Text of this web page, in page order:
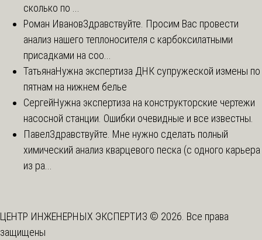
сколько по ...
Роман ИвановЗдравствуйте. Просим Вас провести
анализ нашего теплоносителя с карбоксилатными
присадками на соо...
ТатьянаНужна экспертиза ДНК супружеской измены по
пятнам на нижнем белье
СергейНужна экспертиза на конструкторские чертежи
насосной станции. Ошибки очевидные и все известны.
ПавелЗдравствуйте. Мне нужно сделать полный
химический анализ кварцевого песка (с одного карьера
из ра...
ЦЕНТР ИНЖЕНЕРНЫХ ЭКСПЕРТИЗ © 2026. Все права
защищены